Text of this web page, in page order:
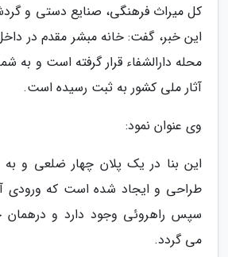
کل میراث فرهنگی، صنایع دستی و
این خبر، گفت: خانه مبشر مقدم در
آثار ملی کشور به ثبت رسیده است.
وی عنوان نمود:
این بنا در یک پلان چهار ضلعی و
طراحی و ایجاد شده است که
سپس راهروئی وجود دارد و
می گردد.